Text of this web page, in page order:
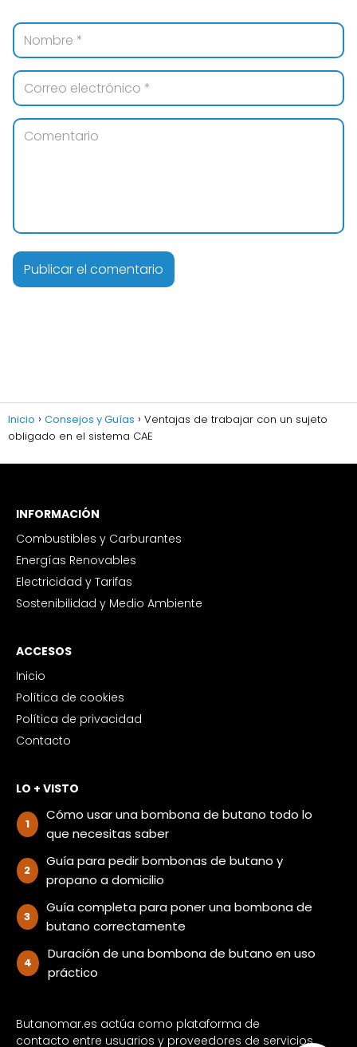
Inicio Consejos y Guías
Ventajas de trabajar con un sujeto
obligado en el sistema CAE
INFORMACIÓN
Combustibles y Carburantes
Energías Renovables
Electricidad y Tarifas
Sostenibilidad y Medio Ambiente
ACCESOS
Inicio
Política de cookies
Política de privacidad
Contacto
LO + VISTO
Cómo usar una bombona de butano todo lo
que necesitas saber
Guía para pedir bombonas de butano y
propano a domicilio
Guía completa para poner una bombona de
butano correctamente
Duración de una bombona de butano en uso
práctico
Butanomar.es actúa como plataforma de
contacto entre usuarios y proveedores de servicios